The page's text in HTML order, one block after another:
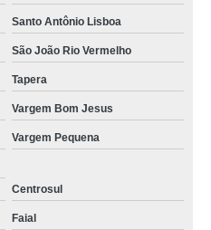
Santo Antônio Lisboa
São João Rio Vermelho
Tapera
Vargem Bom Jesus
Vargem Pequena
Centrosul
Faial